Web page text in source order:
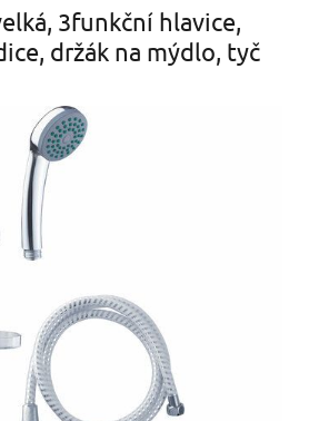
3funkční hlavice,
držák na mýdlo, tyč